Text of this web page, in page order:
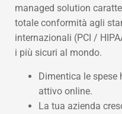
managed solution
totale conformità agli
internazionali (PCI /
i più sicuri al mondo.
Dimentica le spese
attivo online.
La tua azienda